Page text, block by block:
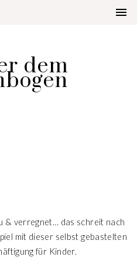
& verregnet… das schreit nach
mit dieser selbst gebastelten
für Kinder.